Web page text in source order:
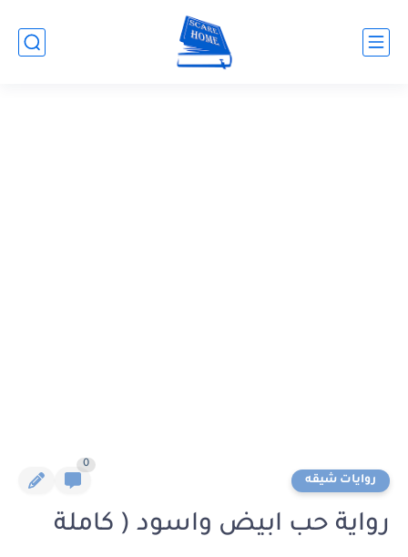
روايات شيقه
0
رواية حب ابيض واسود ( كاملة